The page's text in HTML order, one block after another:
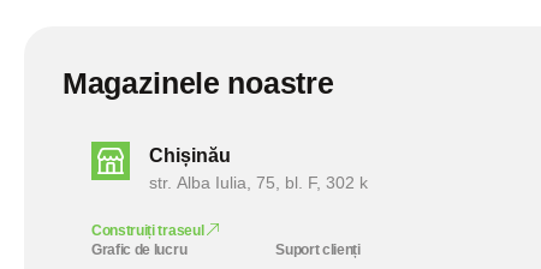
Magazinele noastre
Chișinău
str. Alba Iulia, 75, bl. F, 302 k
Construiți traseul
Grafic de lucru
Suport clienți